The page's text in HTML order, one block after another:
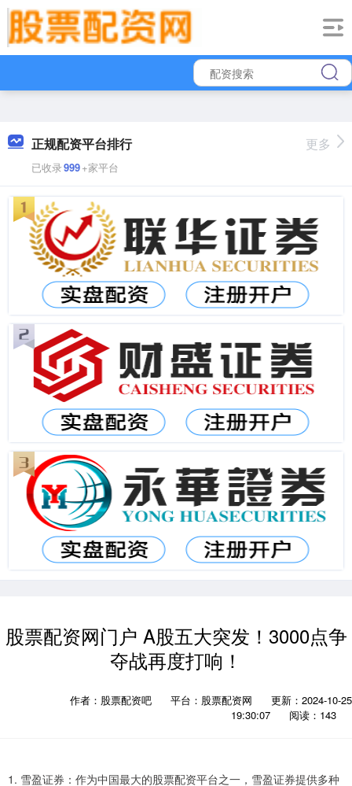
正规配资平台排行
已收录999+家平台
更多
股票配资网门户 A股五大突发！3000点争
夺战再度打响！
作者：股票配资吧 平台：股票配资网
更新：2024-10-25
19:30:07
阅读：143
1. 雪盈证券：作为中国最大的股票配资平台之一，雪盈证券提供多种